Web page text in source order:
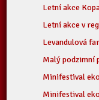
Letní akce
Letní akce v
Levandulová
Malý podzimní
Minifestival
Minifestival